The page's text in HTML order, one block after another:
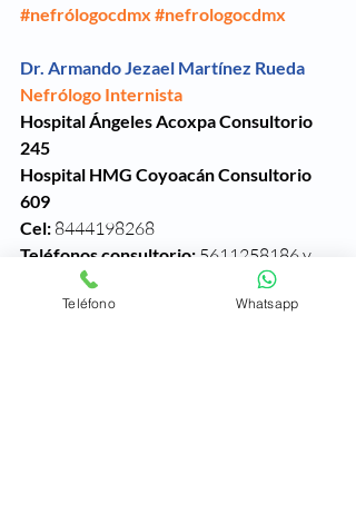
#nefrólogocdmx #nefrologocdmx
Dr. Armando Jezael Martínez Rueda
Nefrólogo Internista
Hospital Ángeles Acoxpa Consultorio
245
Hospital HMG Coyoacán Consultorio
609
Cel: 8444198268
Teléfonos consultorio: 5611258186 y
55 4435 8345
Teléfono Whatsapp